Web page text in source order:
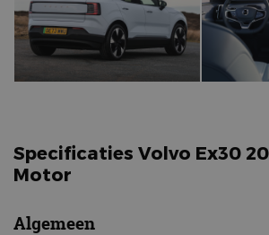
Specificaties Volvo Ex30
Motor
Algemeen